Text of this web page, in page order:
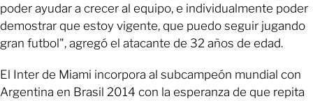
poder ayudar a crecer al equipo, e individualmente poder
demostrar que estoy vigente, que puedo seguir jugando
gran futbol", agregó el atacante de 32 años de edad.
El Inter de Miami incorpora al subcampeón mundial con
Argentina en Brasil 2014 con la esperanza de que repita